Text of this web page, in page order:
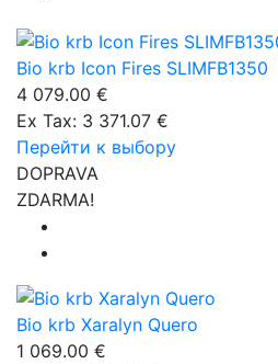
Bio krb Icon Fires SLIMFB1350
4 079.00 €
Ex Tax: 3 371.07 €
Перейти к выбору
DOPRAVA
ZDARMA!
Bio krb Xaralyn Quero
1 069.00 €